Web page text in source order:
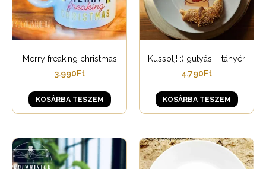
Merry freaking christmas
3.990Ft
KOSÁRBA TESZEM
Kussolj! :) gutyás – tányér
4.790Ft
KOSÁRBA TESZEM